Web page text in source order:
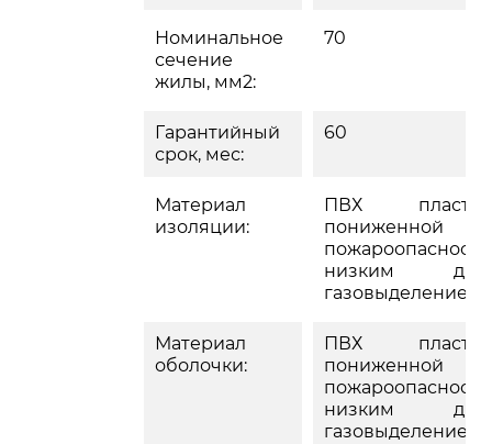
Номинальное
сечение
жилы, мм2:
70
Гарантийный
срок, мес:
60
Материал
изоляции:
ПВХ
пониженной
низким
газовыделением
Материал
оболочки:
ПВХ
пониженной
низким
газовыделением